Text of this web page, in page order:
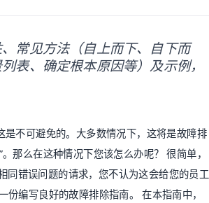
常见方法（自上而下、自下而
表、确定根本原因等）及示例，
不可避免的。大多数情况下，这将是故障排
那么在这种情况下您该怎么办呢？ 很简单，
同错误问题的请求，您不认为这会给您的员工
编写良好的故障排除指南。 在本指南中，